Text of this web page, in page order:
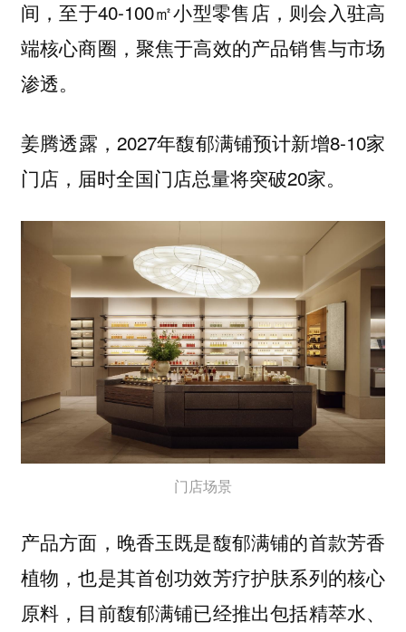
间，至于40-100㎡小型零售店，则会入驻高
端核心商圈，聚焦于高效的产品销售与市场
渗透。
姜腾透露，2027年馥郁满铺预计新增8-10家
门店，届时全国门店总量将突破20家。
门店场景
产品方面，晚香玉既是馥郁满铺的首款芳香
植物，也是其首创功效芳疗护肤系列的核心
原料，目前馥郁满铺已经推出包括精萃水、